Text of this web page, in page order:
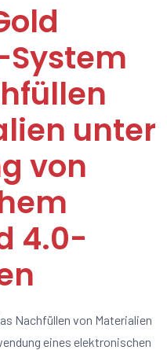
unter
von
4.0-
Nachfüllen von Materialien
eines elektronischen